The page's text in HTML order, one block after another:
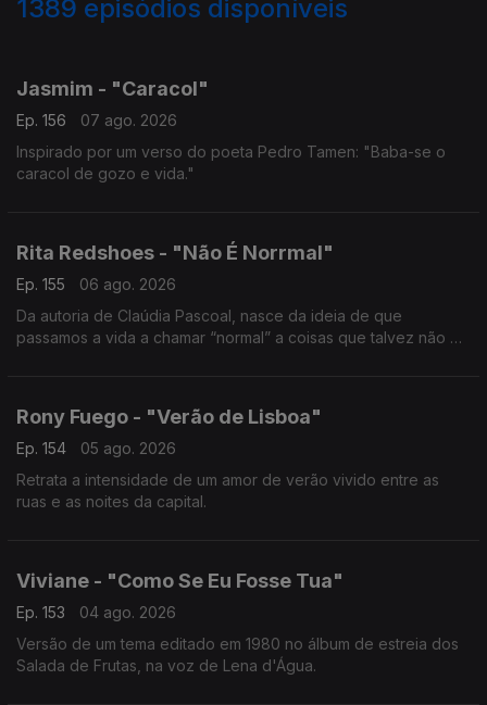
1389 episódios disponíveis
Jasmim - "Caracol"
Ep. 156
07 ago. 2026
Inspirado por um verso do poeta Pedro Tamen: "Baba-se o
caracol de gozo e vida."
Rita Redshoes - "Não É Norrmal"
Ep. 155
06 ago. 2026
Da autoria de Claúdia Pascoal, nasce da ideia de que
passamos a vida a chamar “normal” a coisas que talvez não o
Rony Fuego - "Verão de Lisboa"
Ep. 154
05 ago. 2026
Retrata a intensidade de um amor de verão vivido entre as
ruas e as noites da capital.
Viviane - "Como Se Eu Fosse Tua"
Ep. 153
04 ago. 2026
Versão de um tema editado em 1980 no álbum de estreia dos
Salada de Frutas, na voz de Lena d'Água.